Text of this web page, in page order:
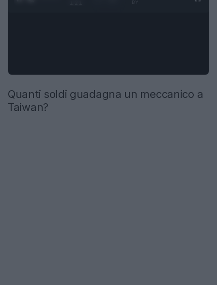
Quanti soldi guadagna un meccanico a
Taiwan?